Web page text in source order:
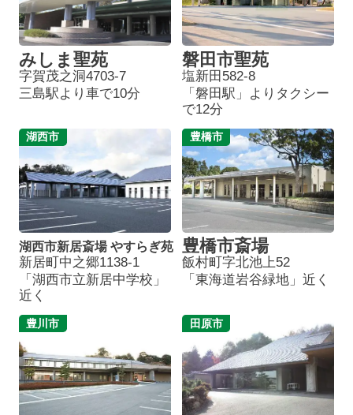
みしま聖苑
字賀茂之洞4703-7
三島駅より車で10分
磐田市聖苑
塩新田582-8
「磐田駅」よりタクシー
で12分
湖西市
湖西市新居斎場 やすらぎ苑
新居町中之郷1138-1
「湖西市立新居中学校」
近く
豊橋市
豊橋市斎場
飯村町字北池上52
「東海道岩谷緑地」近く
豊川市 田原市